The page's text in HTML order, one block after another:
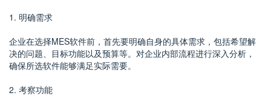
1. 明确需求
企业在选择MES软件前，首先要明确自身的具体需求，包括希望解
决的问题、目标功能以及预算等。对企业内部流程进行深入分析，
确保所选软件能够满足实际需要。
2. 考察功能